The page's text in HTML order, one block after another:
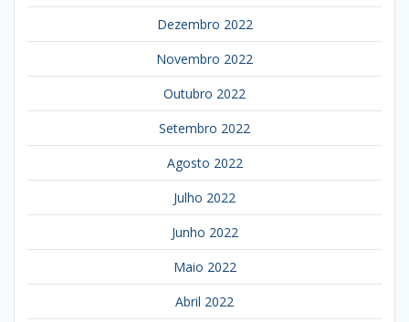
Dezembro 2022
Novembro 2022
Outubro 2022
Setembro 2022
Agosto 2022
Julho 2022
Junho 2022
Maio 2022
Abril 2022